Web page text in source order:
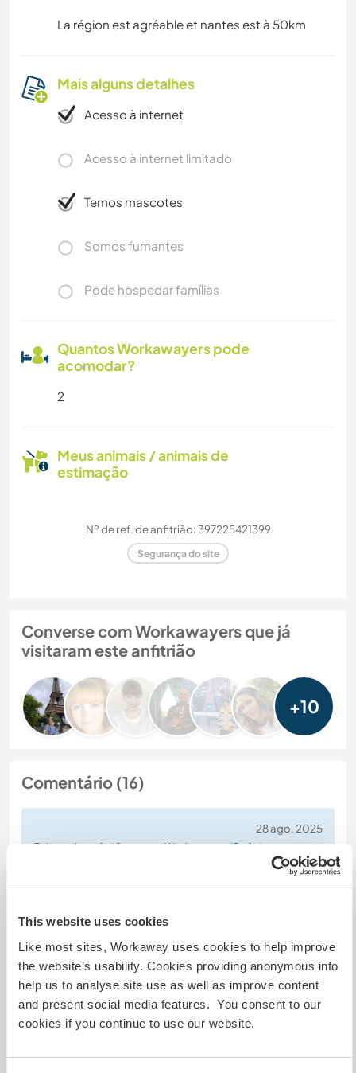
This website uses cookies
Like most sites, Workaway uses cookies to help improve
the website’s usability. Cookies providing anonymous info
help us to analyse site use as well as improve content
and present social media features. You consent to our
cookies if you continue to use our website.
La région est agréable et nantes est à 50km
Mais alguns detalhes
Acesso à internet
Acesso à internet limitado
Temos mascotes
Somos fumantes
Pode hospedar famílias
Quantos Workawayers pode
acomodar?
2
Meus animais / animais de
estimação
Nº de ref. de anfitrião: 397225421399
Segurança do site
Converse com Workawayers que já
visitaram este anfitrião
+10
Comentário (16)
28 ago. 2025
Feito pelo anfitrião para o Workawayer (Sofia)
Sofia et Giovanni ont été des workaway très
agréables et sympathiques.
lieux de vie propres.
Soif d'apprendre, ils aiment communiquer et se
laissent à raconter des anecdotes sur leur vie et
leur pays. Même s'ils ne connaissaient pas le
français, ils ont essayé d'apprendre quelques
mots.